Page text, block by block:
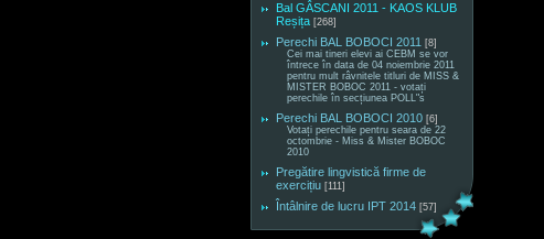
Bal GÂSCANI 2011 - KAOS KLUB
Reșița [268]
Perechi BAL BOBOCI 2011 [8]
Cei mai tineri elevi ai CEBM se vor
întrece în data de 04 noiembrie 2011
pentru mult râvnitele titluri de MISS &
MISTER BOBOC 2011 - votați
perechile în secțiunea POLL"s
Perechi BAL BOBOCI 2010 [6]
Votați perechile pentru seara de 22
octombrie - Miss & Mister BOBOC
2010
Pregătire lingvistică firme de
exercițiu [111]
Întâlnire de lucru IPT 2014 [57]